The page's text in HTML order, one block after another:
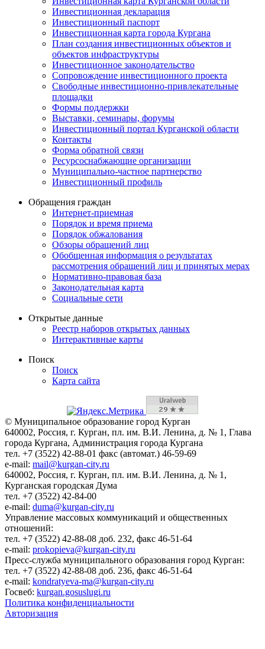
Инвестиционная декларация
Инвестиционный паспорт
Инвестиционная карта города Кургана
План создания инвестиционных объектов и
объектов инфраструктуры
Инвестиционное законодательство
Сопровождение инвестиционного проекта
Свободные инвестиционно-привлекательные
площадки
Формы поддержки
Выставки, семинары, форумы
Инвестиционный портал Курганской области
Контакты
Форма обратной связи
Ресурсоснабжающие организации
Муниципально-частное партнерство
Инвестиционный профиль
Обращения граждан
Интернет-приемная
Порядок и время приема
Порядок обжалования
Обзоры обращений лиц
Обобщенная информация о результатах
рассмотрения обращений лиц и принятых мерах
Нормативно-правовая база
Законодательная карта
Социальные сети
Открытые данные
Реестр наборов открытых данных
Интерактивные карты
Поиск
Поиск
Карта сайта
© Муниципальное образование город Курган
640002, Россия, г. Курган, пл. им. В.И. Ленина, д. № 1, Глава
города Кургана, Администрация города Кургана
тел. +7 (3522) 42-88-01 факс (автомат.) 46-59-69
e-mail: mail@kurgan-city.ru
640002, Россия, г. Курган, пл. им. В.И. Ленина, д. № 1,
Курганская городская Дума
тел. +7 (3522) 42-84-00
e-mail: duma@kurgan-city.ru
Управление массовых коммуникаций и общественных
отношений:
тел. +7 (3522) 42-88-08 доб. 232, факс 46-51-64
e-mail: prokopieva@kurgan-city.ru
Пресс-служба муниципального образования город Курган:
тел. +7 (3522) 42-88-08 доб. 236, факс 46-51-64
e-mail: kondratyeva-ma@kurgan-city.ru
Госвеб: kurgan.gosuslugi.ru
Политика конфиденциальности
Авторизация